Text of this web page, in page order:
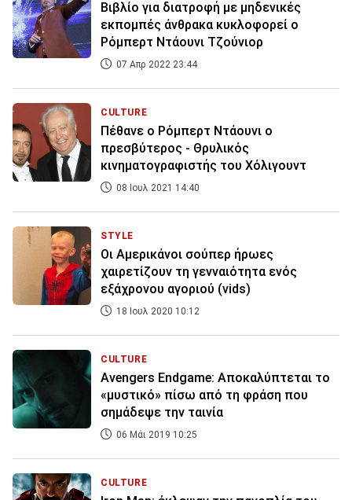
Βιβλίο για διατροφή με μηδενικές
εκπομπές άνθρακα κυκλοφορεί ο
Ρόμπερτ Ντάουνι Τζούνιορ
07 Απρ 2022 23:44
CULTURE
Πέθανε ο Ρόμπερτ Ντάουνι ο
πρεσβύτερος - Θρυλικός
κινηματογραφιστής του Χόλιγουντ
08 Ιουλ 2021 14:40
STYLE
Οι Αμερικάνοι σούπερ ήρωες
χαιρετίζουν τη γενναιότητα ενός
εξάχρονου αγοριού (vids)
18 Ιουλ 2020 10:12
CULTURE
Avengers Endgame: Αποκαλύπτεται το
«μυστικό» πίσω από τη φράση που
σημάδεψε την ταινία
06 Μάι 2019 10:25
CULTURE